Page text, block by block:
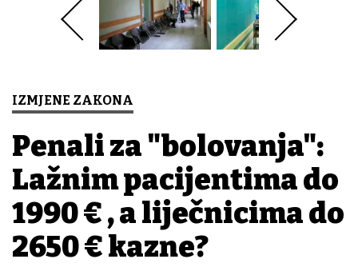
IZMJENE ZAKONA
Penali za "bolovanja":
Lažnim pacijentima do
1990 € , a liječnicima do
2650 € kazne?